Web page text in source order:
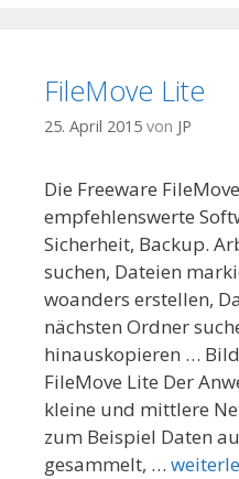
FileMove Lite
25. April 2015 von JP
Die Freeware
empfehlenswerte
Sicherheit, Backup.
suchen, Dateien
woanders erstellen,
nächsten Ordner
hinauskopieren …
FileMove Lite Der
kleine und mittlere
zum Beispiel Daten
gesammelt, …